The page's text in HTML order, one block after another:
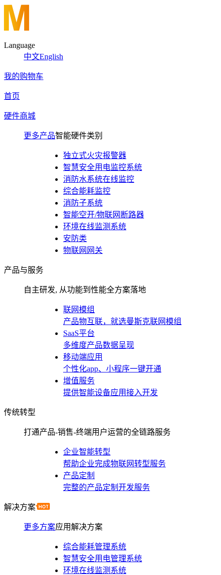
Language
中文English
我的购物车
首页
硬件商城
更多产品智能硬件类别
独立式火灾报警器
智慧安全用电监控系统
消防水系统在线监控
综合能耗监控
消防子系统
智能空开/物联网断路器
环境在线监测系统
安防类
物联网网关
产品与服务
自主研发, 从功能到性能全方案落地
联网模组
产品物互联，就选曼斯克联网模组
SaaS平台
多维度产品数据呈现
移动端应用
个性化app、小程序一键开通
增值服务
提供智能设备应用接入开发
传统转型
打通产品-销售-终端用户运营的全链路服务
企业智能转型
帮助企业完成物联网转型服务
产品定制
完整的产品定制开发服务
解决方案
更多方案应用解决方案
综合能耗管理系统
智慧安全用电管理系统
环境在线监测系统